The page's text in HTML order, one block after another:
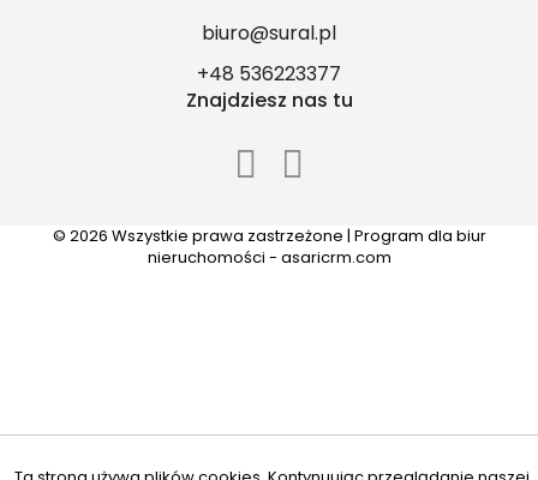
biuro@sural.pl
+48 536223377
Znajdziesz nas tu
© 2026 Wszystkie prawa zastrzeżone | Program dla biur
nieruchomości - asaricrm.com